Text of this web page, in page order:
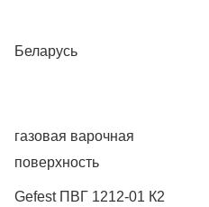
Беларусь
газовая варочная
поверхность
Gefest ПВГ 1212-01 К2